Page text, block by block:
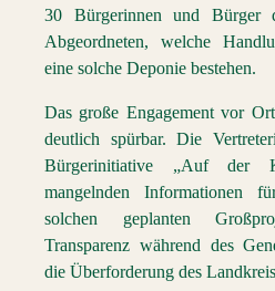
30 Bürgerinnen und Bürger
Abgeordneten, welche
eine solche Deponie bestehen.
Das große Engagement vor
deutlich spürbar. Die
Bürgerinitiative „Auf der
mangelnden Informationen
solchen geplanten
Transparenz während des
die Überforderung des